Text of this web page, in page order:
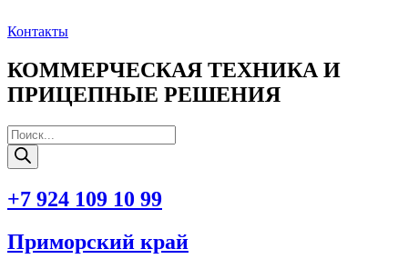
к
Контакты
КОММЕРЧЕСКАЯ ТЕХНИКА И
ПРИЦЕПНЫЕ РЕШЕНИЯ
Поиск
товаров
+7 924 109 10 99
Приморский край